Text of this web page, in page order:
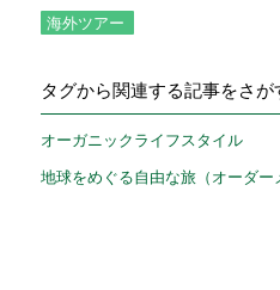
海外ツアー
タグから関連する記事をさが
オーガニックライフスタイル
地球をめぐる自由な旅（オーダー